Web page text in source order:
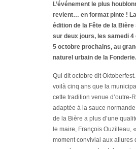
L’événement le plus
revient… en format pinte !
édition de la Fête de la
sur deux jours, les samedi 4
5 octobre prochains, au
naturel urbain de la Fonderie.
Qui dit octobre dit Oktob
voilà cinq ans que la
cette tradition venue d’outre-
adaptée à la sauce
de la Bière a plus d’une
le maire, François Ouzilleau,
moment convivial aux all ures